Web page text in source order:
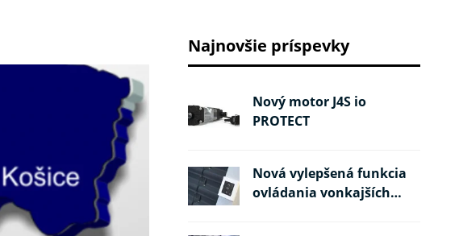
Najnovšie príspevky
Nový motor J4S io
PROTECT
Nová vylepšená funkcia
ovládania vonkajších